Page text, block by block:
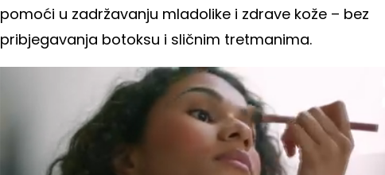
pomoći u zadržavanju mladolike i zdrave kože – bez
pribjegavanja botoksu i sličnim tretmanima.